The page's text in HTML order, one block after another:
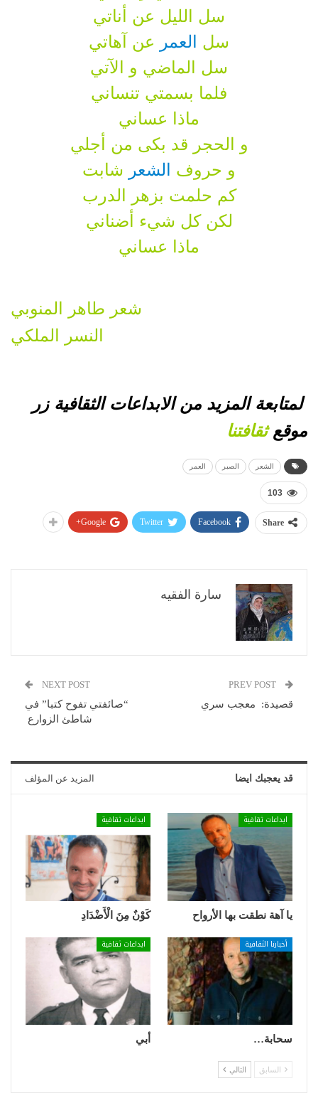
سل الليل عن أناتي
سل
العمر عن آهاتي
سل الماضي و الآتي
فلما بسمتي تنساني
ماذا عساني
و الحجر قد بكى من أجلي
و حروف
الشعر شابت
كم حلمت بزهر الدرب
لكن كل شيء أضناني
ماذا عساني
شعر طاهر المنوبي
النسر الملكي
لمتابعة المزيد من الابداعات الثقافية زر
موقعثقافتنا
الشعر الصبر العمر
103
Share
Facebook
Twitter
Google+
سارة الفقيه
قصيدة: معجب سري
NEXT POST
“صائفتي تفوح كتبا” في
شاطئ الزوارع
قد يعجبك ايضا المزيد عن المؤلف
ابداعات ثقافية
يا آهة نطقت بها الأرواح
ابداعات ثقافية
كَوْنٌ مِنَ الْأَضْدَادِ
أخبارنا الثقافية
سحابة…
ابداعات ثقافية
أبي
السابق التالي